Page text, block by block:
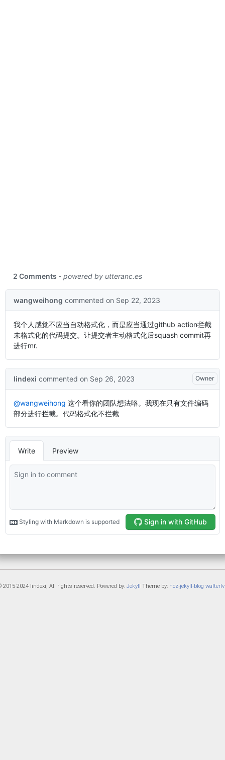
2015-2024 lindexi, All rights reserved. Powered by: Jekyll Theme by: hcz-jekyll-blog walterlv